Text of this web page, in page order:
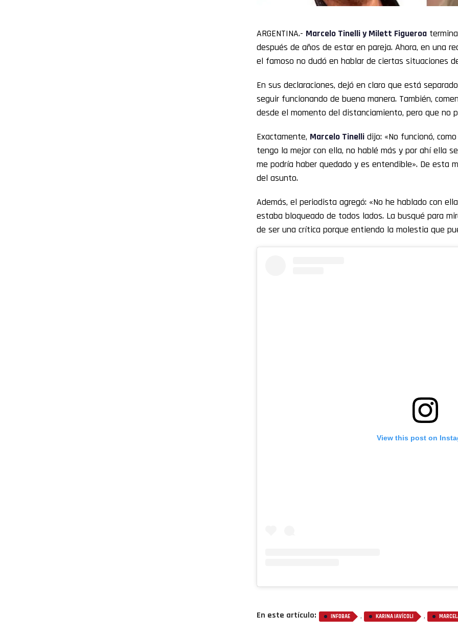
ARGENTINA.- Marcelo TinelliyMilett Figueroa
después de años de estar en pareja. Ahora, en una
el famoso no dudó en hablar de ciertas situaciones
En sus declaraciones, dejó en claro que está
seguir funcionando de buena manera. También,
desde el momento del distanciamiento, pero que no
Exactamente, Marcelo Tinelli dijo: «No funcionó,
tengo la mejor con ella, no hablé más y por ahí ella
me podría haber quedado y es entendible». De esta
del asunto.
Además, el periodista agregó: «No he hablado con
estaba bloqueado de todos lados. La busqué para
de ser una crítica porque entiendo la molestia que
View this post on
En este artículo: INFOBAE , KARINA IAVÍCOLI ,